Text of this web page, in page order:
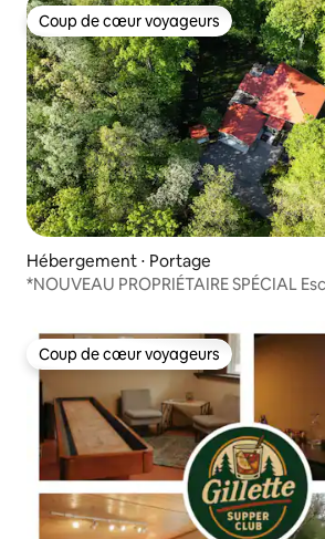
Coup de cœur voyageurs
Coup de cœur voyageurs
Hébergement ⋅ Portage
*NOUVEAU PROPRIÉTAIRE SPÉCIAL
Coup de cœur voyageurs
Coup de cœur voyageurs